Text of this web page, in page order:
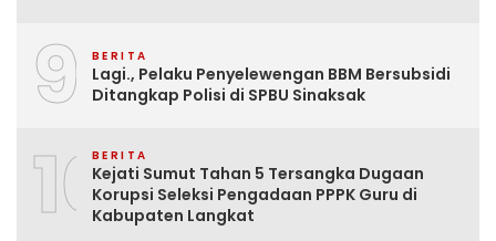
9 BERITA
Lagi., Pelaku Penyelewengan BBM Bersubsidi
Ditangkap Polisi di SPBU Sinaksak
10BERITA
Kejati Sumut Tahan 5 Tersangka Dugaan
Korupsi Seleksi Pengadaan PPPK Guru di
Kabupaten Langkat